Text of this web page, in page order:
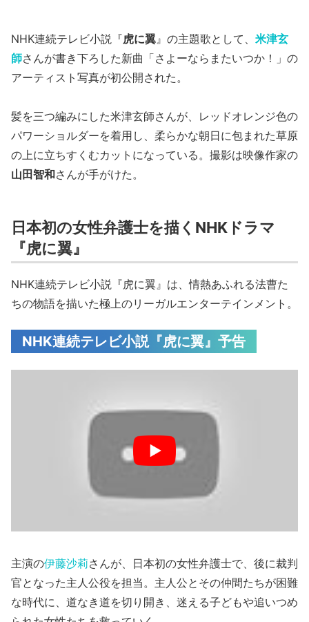
NHK連続テレビ小説『虎に翼』の主題歌として、 米津玄
師さんが書き下ろした新曲「さよーならまたいつか！」の
アーティスト写真が初公開された。
髪を三つ編みにした米津玄師さんが、レッドオレンジ色の
パワーショルダーを着用し、柔らかな朝日に包まれた草原
の上に立ちすくむカットになっている。撮影は映像作家の
山田智和さんが手がけた。
日本初の女性弁護士を描くNHKドラマ
『虎に翼』
NHK連続テレビ小説『虎に翼』は、情熱あふれる法曹た
ちの物語を描いた極上のリーガルエンターテインメント。
NHK連続テレビ小説『虎に翼』予告
主演の伊藤沙莉さんが、日本初の女性弁護士で、後に裁判
官となった主人公役を担当。主人公とその仲間たちが困難
な時代に、道なき道を切り開き、迷える子どもや追いつめ